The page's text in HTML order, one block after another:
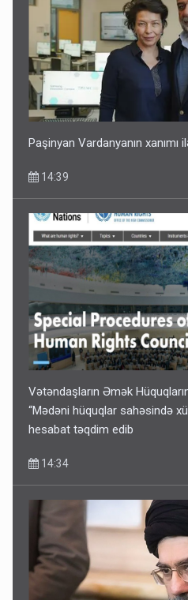
Paşinyan Vardanyanın xanımı
14:39
Vətəndaşların Əmək
“Mədəni hüquqlar sahəsində
hesabat təqdim edib
14:34